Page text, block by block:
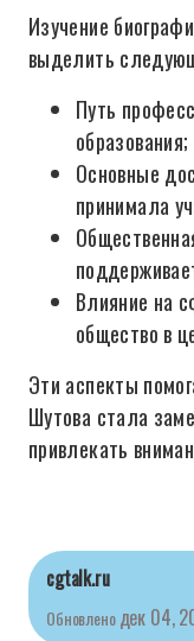
Изучение
выделить
Путь
образования;
Основные
принимала
Влияние на
общество в
Эти аспекты
Шутова стала
привлекать
cgtalk.ru
Обновлено дек 04,